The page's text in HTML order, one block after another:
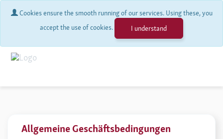
Cookies ensure the smooth running of our services. Using these, you
accept the use of cookies.
I understand
Allgemeine Geschäftsbedingungen